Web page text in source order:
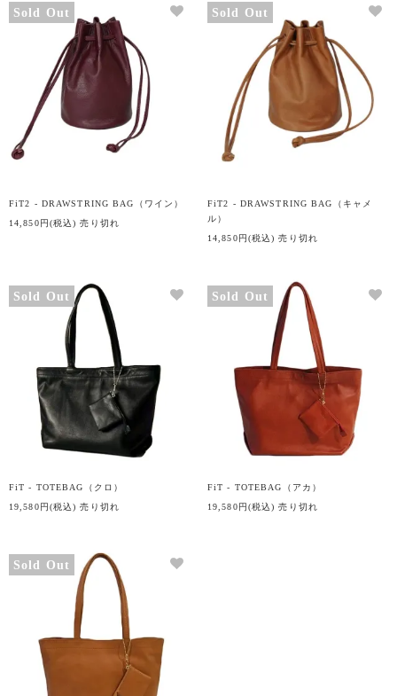
Sold Out
FiT2 - DRAWSTRING BAG（ワイン）
14,850円(税込)売り切れ
Sold Out
FiT2 - DRAWSTRING BAG（キャメ
ル）
14,850円(税込)売り切れ
Sold Out
FiT - TOTEBAG（クロ）
19,580円(税込)売り切れ
Sold Out
FiT - TOTEBAG（アカ）
19,580円(税込)売り切れ
Sold Out